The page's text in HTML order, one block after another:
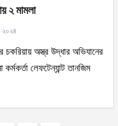
২ মামলা
২০২৪
লেফটেন্যান্ট তানজিম